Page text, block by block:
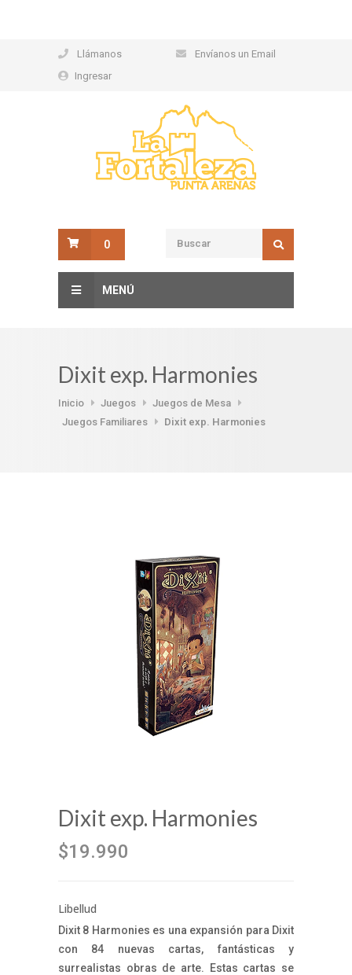
Llámanos
Envíanos un Email
Ingresar
0
MENÚ
Dixit exp. Harmonies
Inicio Juegos
Juegos de Mesa
Juegos Familiares
Dixit exp. Harmonies
Dixit exp. Harmonies
$19.990
Libellud
Dixit 8 Harmonies es una expansión para Dixit
con 84 nuevas cartas, fantásticas y
surrealistas obras de arte. Estas cartas se